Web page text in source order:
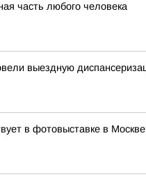
часть любого человека
выездную
в фотовыставке в Москве